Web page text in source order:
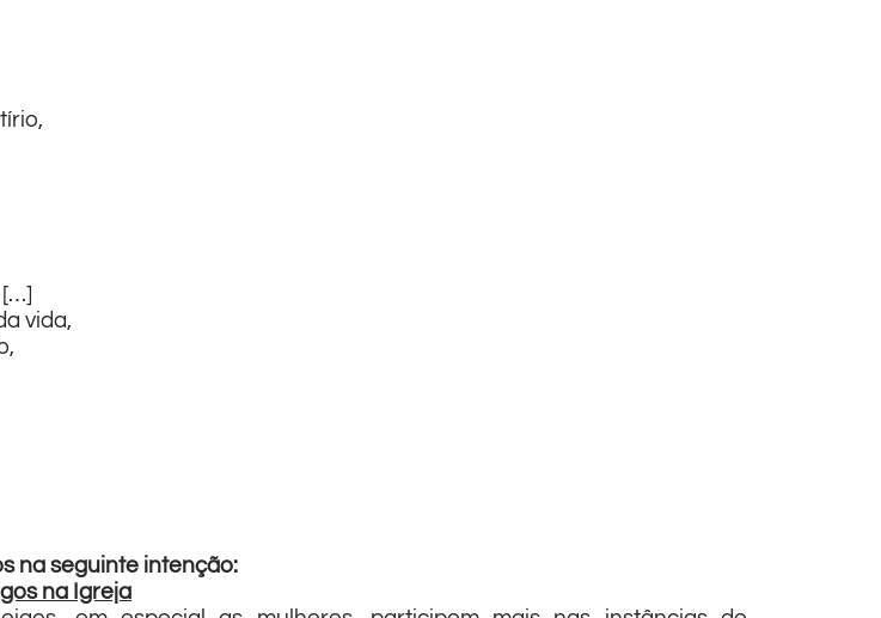
[…]
vida,
na seguinte intenção:
na Igreja